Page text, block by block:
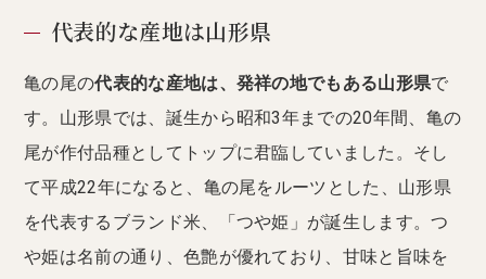
代表的な産地は山形県
亀の尾の代表的な産地は、発祥の地でもある山形県で
す。山形県では、誕生から昭和3年までの20年間、亀の
尾が作付品種としてトップに君臨していました。そし
て平成22年になると、亀の尾をルーツとした、山形県
を代表するブランド米、「つや姫」が誕生します。つ
や姫は名前の通り、色艶が優れており、甘味と旨味を